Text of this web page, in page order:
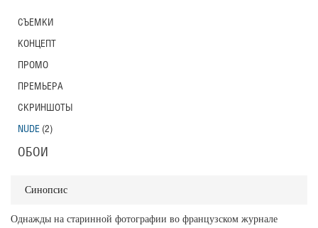
Синопсис
Однажды на старинной фотографии во французском журнале
СЪЕМКИ
КОНЦЕПТ
ПРОМО
ПРЕМЬЕРА
СКРИНШОТЫ
NUDE (2)
ОБОИ